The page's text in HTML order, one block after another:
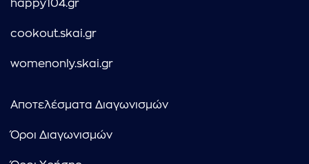
happy104.gr
cookout.skai.gr
womenonly.skai.gr
Αποτελέσματα Διαγωνισμών
Όροι Διαγωνισμών